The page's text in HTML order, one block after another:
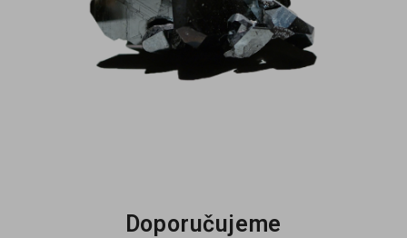
Doporučujeme